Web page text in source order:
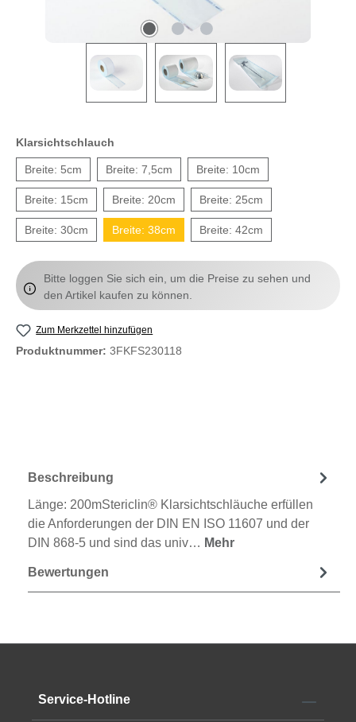
Klarsichtschlauch
Breite: 5cm Breite: 7,5cm Breite: 10cm
Breite: 15cm Breite: 20cm Breite: 25cm
Breite: 30cm Breite: 38cm Breite: 42cm
Bitte loggen Sie sich ein, um die Preise zu sehen und
den Artikel kaufen zu können.
Zum Merkzettel hinzufügen
Produktnummer: 3FKFS230118
Beschreibung
Länge: 200mStericlin® Klarsichtschläuche erfüllen
die Anforderungen der DIN EN ISO 11607 und der
DIN 868-5 und sind das univ… Mehr
Bewertungen
Service-Hotline